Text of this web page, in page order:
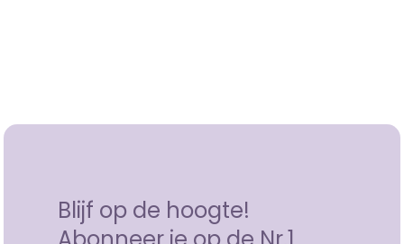
Blijf op de hoogte!